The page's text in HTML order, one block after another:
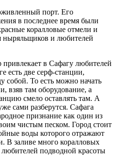
порт. Его
в последнее время были
коралловые отмели и
ныряльщиков и любителей
в Сафагу любителей
есть две серф-станции,
собой. То есть можно начать
взяв там оборудование, а
смело оставлять там. А
сами разберутся. Сафага
признание как один из
чистым песком. Город стоит
воды которого отражают
В заливе много коралловых
подводной красоты